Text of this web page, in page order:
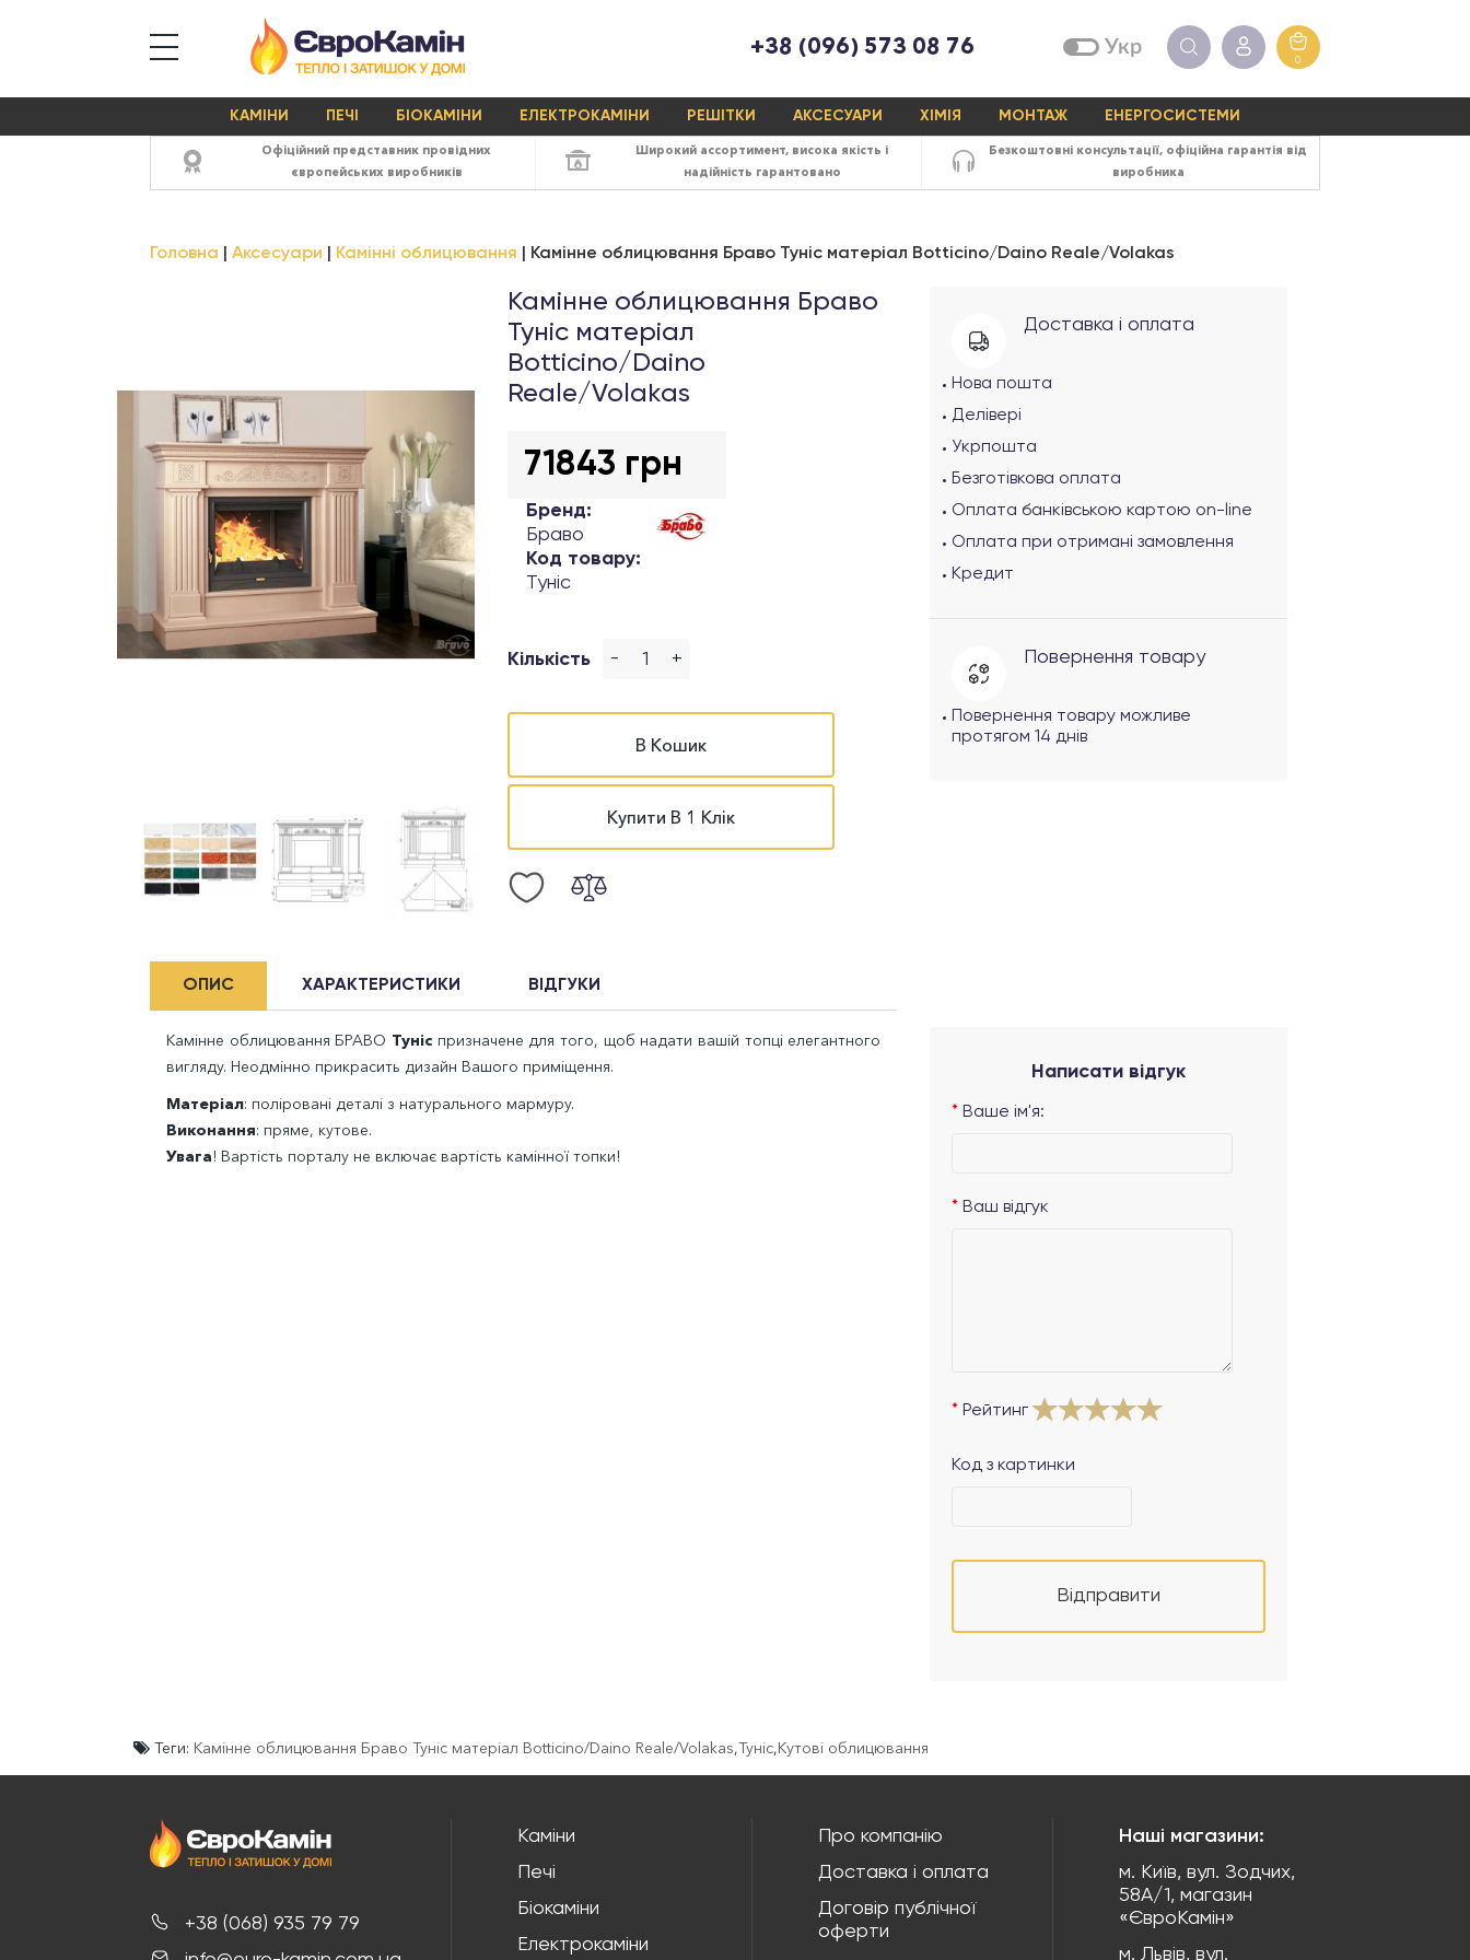
+38 (096) 573 08 76 Укр
0
КАМІНИ ПЕЧІ БІОКАМІНИ ЕЛЕКТРОКАМІНИ РЕШІТКИ АКСЕСУАРИ ХІМІЯ МОНТАЖ ЕНЕРГОСИСТЕМИ
Офіційний представник провідних
європейських виробників
Широкий ассортимент, висока якість і
надійність гарантовано
Безкоштовні консультації, офіційна гарантія від
виробника
Головна Аксесуари Камінні облицювання Камінне облицювання Браво Туніс матеріал Botticino/Daino Reale/Volakas
Камінне облицювання Браво
Туніс матеріал
Botticino/Daino
Reale/Volakas
71843 грн
Бренд:
Браво
Код товару:
Туніс
Кількість - +
В Кошик
Купити В 1 Клік
Доставка і оплата
Нова пошта
Делівері
Укрпошта
Безготівкова оплата
Оплата банківською картою on-line
Оплата при отримані замовлення
Кредит
Повернення товару
Повернення товару можливе
протягом 14 днів
ОПИС ХАРАКТЕРИСТИКИ ВІДГУКИ
Камінне облицювання БРАВО Туніс призначене для того, щоб надати вашій топці елегантного
вигляду. Неодмінно прикрасить дизайн Вашого приміщення.
Матеріал: поліровані деталі з натурального мармуру.
Виконання: пряме, кутове.
Увага! Вартість порталу не включає вартість камінної топки!
Написати відгук
Ваше ім'я:
Ваш відгук
Рейтинг
Код з картинки
Відправити
Теги: Камінне облицювання Браво Туніс матеріал Botticino/Daino Reale/Volakas,Туніс,Кутові облицювання
+38 (068) 935 79 79
Каміни
Печі
Біокаміни
Електрокаміни
Про компанію
Доставка і оплата
Договір публічної
оферти
Наші магазини:
м. Київ, вул. Зодчих,
58А/1, магазин
«ЄвроКамін»
м. Львів, вул.